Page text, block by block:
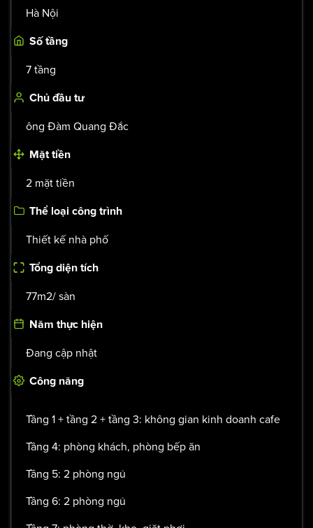
Hà Nội
Số tầng
7 tầng
ông Đàm Quang Đắc
Mặt tiền
2 mặt tiền
Thể loại công trình
Thiết kế nhà phố
Tổng diện tích
Năm thực hiện
Đang cập nhật
Công năng
Tầng 1 + tầng 2 + tầng 3: không gian kinh doanh cafe
Tầng 4: phòng khách, phòng bếp ăn
Tầng 5: 2 phòng ngủ
Tầng 6: 2 phòng ngủ